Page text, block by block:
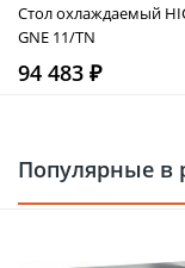
Стол охлаждаемый
GNE 11/TN
94 483 ₽
Популярные в